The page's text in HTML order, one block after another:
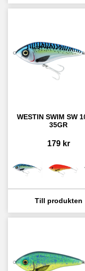
WESTIN SWIM SW
35GR
179kr